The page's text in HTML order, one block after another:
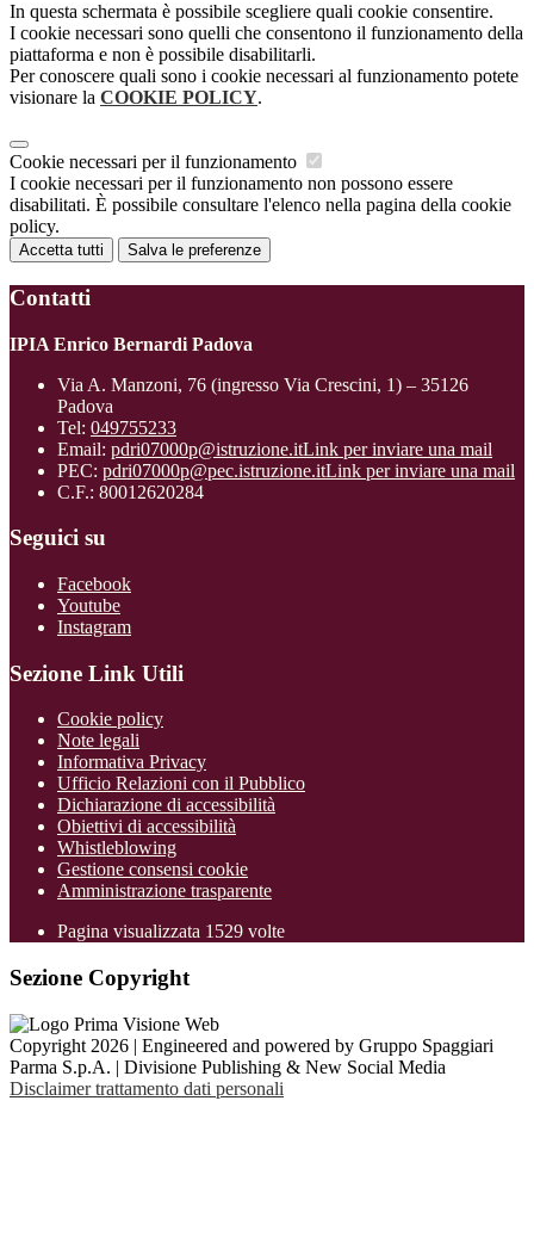
In questa schermata è possibile scegliere quali cookie consentire.
I cookie necessari sono quelli che consentono il funzionamento della
piattaforma e non è possibile disabilitarli.
Per conoscere quali sono i cookie necessari al funzionamento potete
visionare la COOKIE POLICY.
Cookie necessari per il funzionamento
I cookie necessari per il funzionamento non possono essere
disabilitati. È possibile consultare l'elenco nella pagina della cookie
policy.
Accetta tutti Salva le preferenze
Contatti
IPIA Enrico Bernardi Padova
Via A. Manzoni, 76 (ingresso Via Crescini, 1) – 35126
Padova
Tel: 049755233
Email: pdri07000p@istruzione.itLink per inviare una mail
PEC: pdri07000p@pec.istruzione.itLink per inviare una mail
C.F.: 80012620284
Seguici su
Facebook
Youtube
Instagram
Sezione Link Utili
Cookie policy
Note legali
Informativa Privacy
Ufficio Relazioni con il Pubblico
Dichiarazione di accessibilità
Obiettivi di accessibilità
Whistleblowing
Gestione consensi cookie
Amministrazione trasparente
Pagina visualizzata 1529 volte
Sezione Copyright
Copyright 2026 | Engineered and powered by Gruppo Spaggiari
Parma S.p.A. | Divisione Publishing & New Social Media
Disclaimer trattamento dati personali